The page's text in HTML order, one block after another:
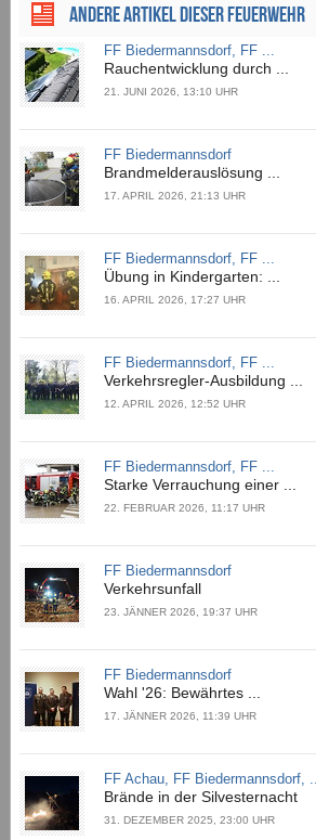
ANDERE ARTIKEL DIESER FEUERWEHR
FF Biedermannsdorf, FF ...
Rauchentwicklung durch ...
21. JUNI 2026, 13:10 UHR
FF Biedermannsdorf
Brandmelderauslösung ...
17. APRIL 2026, 21:13 UHR
FF Biedermannsdorf, FF ...
Übung in Kindergarten: ...
16. APRIL 2026, 17:27 UHR
FF Biedermannsdorf, FF ...
Verkehrsregler-Ausbildung ...
12. APRIL 2026, 12:52 UHR
FF Biedermannsdorf, FF ...
Starke Verrauchung einer ...
22. FEBRUAR 2026, 11:17 UHR
FF Biedermannsdorf
Verkehrsunfall
23. JÄNNER 2026, 19:37 UHR
FF Biedermannsdorf
Wahl '26: Bewährtes ...
17. JÄNNER 2026, 11:39 UHR
FF Achau, FF Biedermannsdorf, ...
Brände in der Silvesternacht
31. DEZEMBER 2025, 23:00 UHR